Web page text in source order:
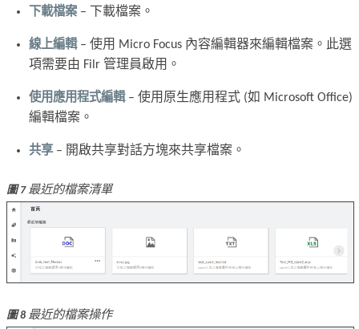
下載檔案– 下載檔案。
線上編輯– 使用 Micro Focus 內容編輯器來編輯檔案。此選
項需要由 Filr 管理員啟用。
使用應用程式編輯– 使用原生應用程式 (如 Microsoft Office)
編輯檔案。
共享– 開啟共享對話方塊來共享檔案。
圖 7最近的檔案清單
圖 8 最近的檔案操作